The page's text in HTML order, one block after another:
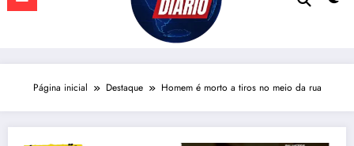
Página inicial Destaque Homem é morto a tiros no meio da rua